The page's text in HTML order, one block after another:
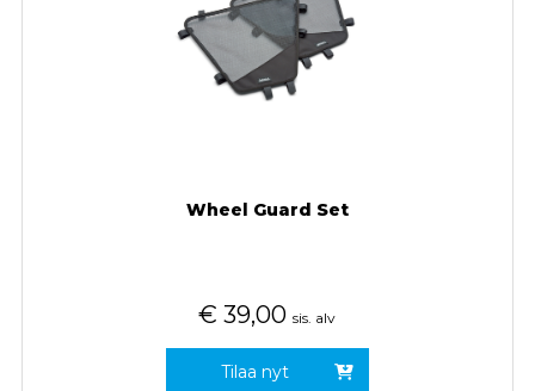
Wheel Guard Set
€ 39,00 sis. alv
Tilaa nyt